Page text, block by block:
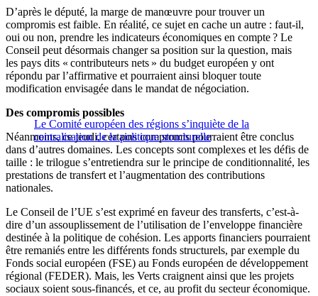
D’après le député, la marge de manœuvre pour trouver un
compromis est faible. En réalité, ce sujet en cache un autre : faut-il,
oui ou non, prendre les indicateurs économiques en compte ? Le
Conseil peut désormais changer sa position sur la question, mais
les pays dits « contributeurs nets » du budget européen y ont
répondu par l’affirmative et pourraient ainsi bloquer toute
modification envisagée dans le mandat de négociation.
Le Comité européen des régions s’inquiète de la
centralisation de la politique structurelle
Des compromis possibles
Néanmoins, ce jeudi, certains compromis pourraient être conclus
dans d’autres domaines. Les concepts sont complexes et les défis de
taille : le trilogue s’entretiendra sur le principe de conditionnalité, les
prestations de transfert et l’augmentation des contributions
nationales.
Le Conseil de l’UE s’est exprimé en faveur des transferts, c’est-à-
dire d’un assouplissement de l’utilisation de l’enveloppe financière
destinée à la politique de cohésion. Les apports financiers pourraient
être remaniés entre les différents fonds structurels, par exemple du
Fonds social européen (FSE) au Fonds européen de développement
régional (FEDER). Mais, les Verts craignent ainsi que les projets
sociaux soient sous-financés, et ce, au profit du secteur économique.